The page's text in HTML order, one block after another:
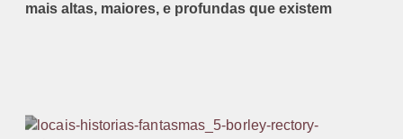
mais altas, maiores, e profundas que existem